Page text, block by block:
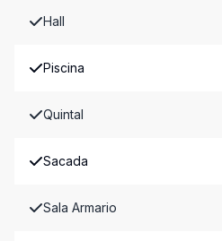
Hall
Piscina
Quintal
Sacada
Sala Armario